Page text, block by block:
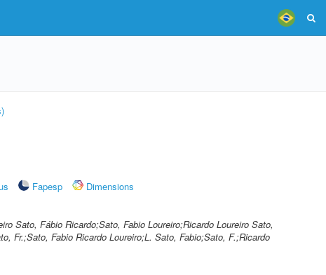
Fapesp
Dimensions
Sato, Fábio Ricardo;Sato, Fabio Loureiro;Ricardo Loureiro Sato,
Fr.;Sato, Fabio Ricardo Loureiro;L. Sato, Fabio;Sato, F.;Ricardo